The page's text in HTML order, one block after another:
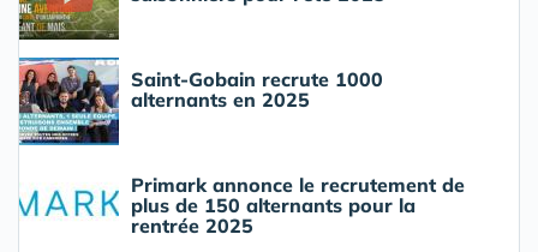
Saint-Gobain recrute 1000
alternants en 2025
Primark annonce le recrutement de
plus de 150 alternants pour la
rentrée 2025